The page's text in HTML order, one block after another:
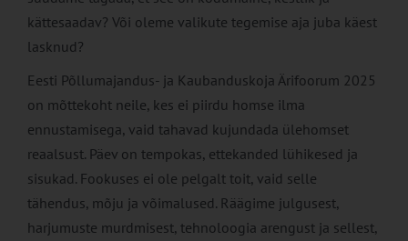
kättesaadav? Või oleme valikute tegemise aja juba käest
lasknud?
Eesti Põllumajandus- ja Kaubanduskoja Ärifoorum 2025
on mõttekoht neile, kes ei piirdu homse ilma
ennustamisega, vaid tahavad kujundada ülehomset
reaalsust. Päev on tempokas, ettekanded lühikesed ja
sisukad. Fookuses ei ole pelgalt toit, vaid selle
tähendus, mõju ja võimalused. Räägime julgusest,
harjumuste murdmisest, tehnoloogia arengust ja sellest,